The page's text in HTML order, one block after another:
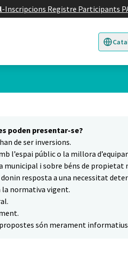
-Inscripcions Registre Participants
Triar la
5
poden presentar-se?
de ser inversions.
l’espai públic o la millora
municipal i sobre béns de propietat
donin resposta a una necessitat
la normativa vigent.
són merament informatius